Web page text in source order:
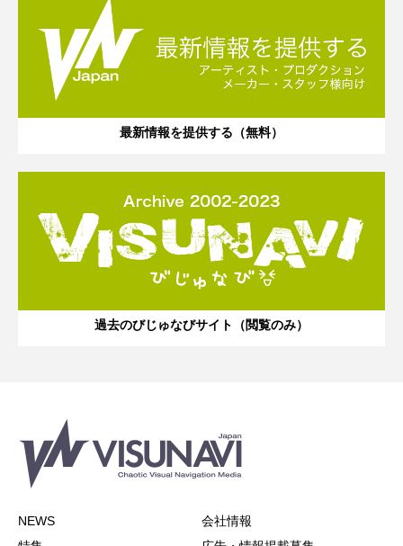
最新情報を提供する（無料）
過去のびじゅなびサイト（閲覧のみ）
NEWS
会社情報